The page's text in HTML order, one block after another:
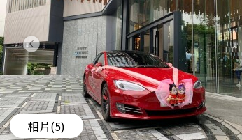
相片(5)